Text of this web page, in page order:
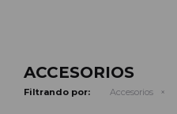
ACCESORIOS
Filtrando por: Accesorios